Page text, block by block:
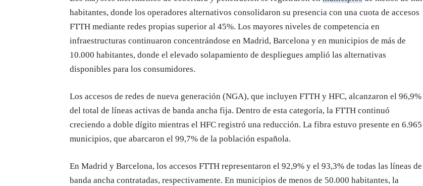
habitantes, donde los operadores alternativos consolidaron su presencia con una cuota de accesos
FTTH mediante redes propias superior al 45%. Los mayores niveles de competencia en
infraestructuras continuaron concentrándose en Madrid, Barcelona y en municipios de más de
10.000 habitantes, donde el elevado solapamiento de despliegues amplió las alternativas
disponibles para los consumidores.
Los accesos de redes de nueva generación (NGA), que incluyen FTTH y HFC, alcanzaron el 96,9%
del total de líneas activas de banda ancha fija. Dentro de esta categoría, la FTTH continuó
creciendo a doble dígito mientras el HFC registró una reducción. La fibra estuvo presente en 6.965
municipios, que abarcaron el 99,7% de la población española.
En Madrid y Barcelona, los accesos FTTH representaron el 92,9% y el 93,3% de todas las líneas de
banda ancha contratadas, respectivamente. En municipios de menos de 50.000 habitantes, la